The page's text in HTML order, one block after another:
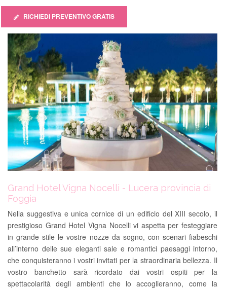
RICHIEDI PREVENTIVO GRATIS
Grand Hotel Vigna Nocelli - Lucera provincia di
Foggia
Nella suggestiva e unica cornice di un edificio del XIII secolo, il
prestigioso Grand Hotel Vigna Nocelli vi aspetta per festeggiare
in grande stile le vostre nozze da sogno, con scenari fiabeschi
all’interno delle sue eleganti sale e romantici paesaggi intorno,
che conquisteranno i vostri invitati per la straordinaria bellezza. Il
vostro banchetto sarà ricordato dai vostri ospiti per la
spettacolarità degli ambienti che lo accoglieranno, come la